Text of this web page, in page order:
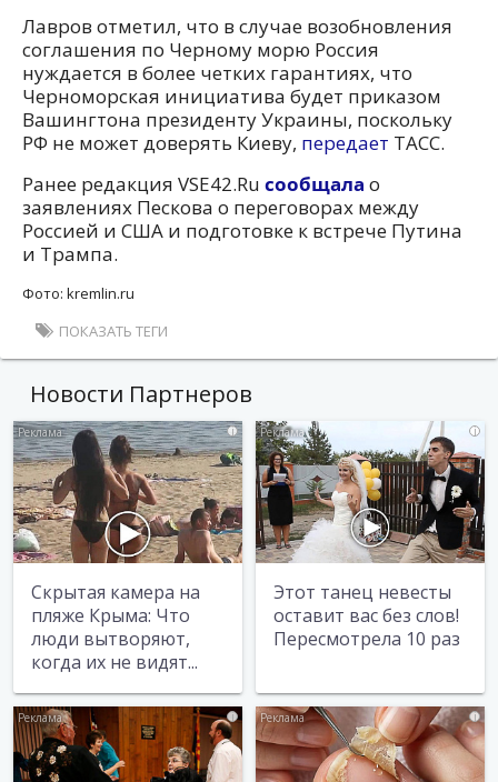
Лавров отметил, что в случае возобновления
соглашения по Черному морю Россия
нуждается в более четких гарантиях, что
Черноморская инициатива будет приказом
Вашингтона президенту Украины, поскольку
РФ не может доверять Киеву, передает ТАСС.
Ранее редакция VSE42.Ru сообщала о
заявлениях Пескова о переговорах между
Россией и США и подготовке к встрече Путина
и Трампа.
Фото: kremlin.ru
ПОКАЗАТЬ ТЕГИ
Новости Партнеров
i
Скрытая камера на
пляже Крыма: Что
люди вытворяют,
когда их не видят...
i
Этот танец невесты
оставит вас без слов!
Пересмотрела 10 раз
i i